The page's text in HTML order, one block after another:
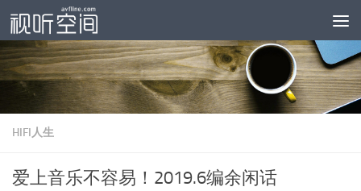
跳至内容
HIFI人生
爱上音乐不容易！2019.6编余闲话